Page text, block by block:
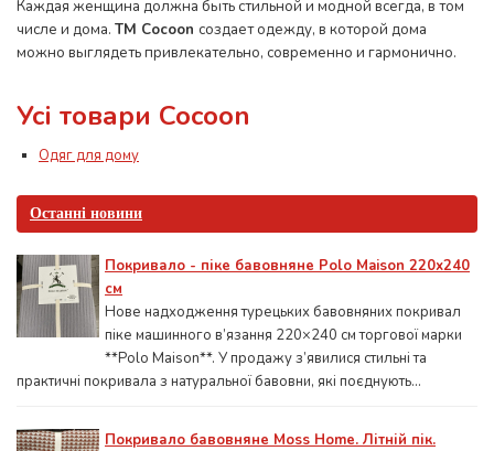
Останні новини
Покривало - піке бавовняне Polo Maison 220х240
см
Нове надходження турецьких бавовняних покривал
піке машинного в’язання 220×240 см торгової марки
**Polo Maison**. У продажу з’явилися стильні та
практичні покривала з натуральної бавовни, які поєднують...
Покривало бавовняне Moss Home. Літній пік.
Каждая женщина должна быть стильной и модной всегда, в том
числе и дома. ТМ Cocoon создает одежду, в которой дома
можно выглядеть привлекательно, современно и гармонично.
Усі товари Cocoon
Одяг для дому